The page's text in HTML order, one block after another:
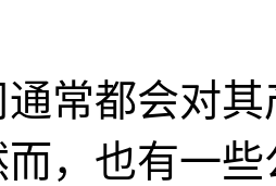
常都会对
，也有一